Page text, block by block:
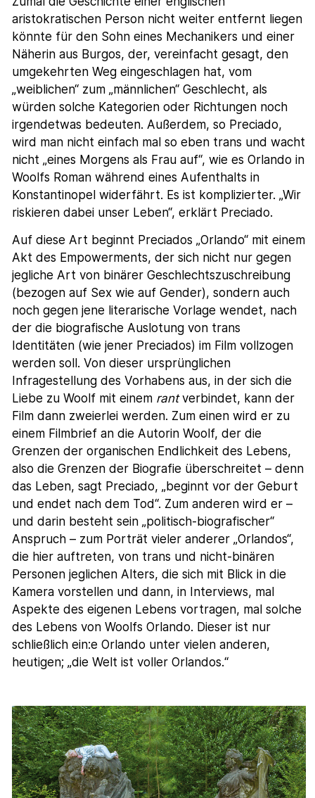
aristokratischen Person nicht weiter entfernt liegen
könnte für den Sohn eines Mechanikers und einer
Näherin aus Burgos, der, vereinfacht gesagt, den
umgekehrten Weg eingeschlagen hat, vom
„weiblichen“ zum „männlichen“ Geschlecht, als
würden solche Kategorien oder Richtungen noch
irgendetwas bedeuten. Außerdem, so Preciado,
wird man nicht einfach mal so eben trans und wacht
nicht „eines Morgens als Frau auf“, wie es Orlando in
Woolfs Roman während eines Aufenthalts in
Konstantinopel widerfährt. Es ist komplizierter. „Wir
riskieren dabei unser Leben“, erklärt Preciado.
Auf diese Art beginnt Preciados „Orlando“ mit einem
Akt des Empowerments, der sich nicht nur gegen
jegliche Art von binärer Geschlechtszuschreibung
(bezogen auf Sex wie auf Gender), sondern auch
noch gegen jene literarische Vorlage wendet, nach
der die biografische Auslotung von trans
Identitäten (wie jener Preciados) im Film vollzogen
werden soll. Von dieser ursprünglichen
Infragestellung des Vorhabens aus, in der sich die
Liebe zu Woolf mit einem rantverbindet, kann der
Film dann zweierlei werden. Zum einen wird er zu
einem Filmbrief an die Autorin Woolf, der die
Grenzen der organischen Endlichkeit des Lebens,
also die Grenzen der Biografie überschreitet – denn
das Leben, sagt Preciado, „beginnt vor der Geburt
und endet nach dem Tod“. Zum anderen wird er –
und darin besteht sein „politisch-biografischer“
Anspruch – zum Porträt vieler anderer „Orlandos“,
die hier auftreten, von trans und nicht-binären
Personen jeglichen Alters, die sich mit Blick in die
Kamera vorstellen und dann, in Interviews, mal
Aspekte des eigenen Lebens vortragen, mal solche
des Lebens von Woolfs Orlando. Dieser ist nur
schließlich ein:e Orlando unter vielen anderen,
heutigen; „die Welt ist voller Orlandos.“